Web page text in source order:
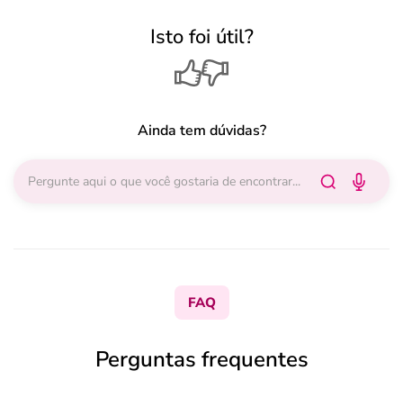
Isto foi útil?
Ainda tem dúvidas?
FAQ
Perguntas frequentes